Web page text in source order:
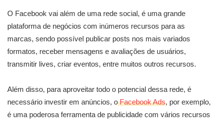
O Facebook vai além de uma rede social, é uma grande
plataforma de negócios com inúmeros recursos para as
marcas, sendo possível publicar posts nos mais variados
formatos, receber mensagens e avaliações de usuários,
transmitir lives, criar eventos, entre muitos outros recursos.
Além disso, para aproveitar todo o potencial dessa rede, é
necessário investir em anúncios, oFacebook Ads, por exemplo,
é uma poderosa ferramenta de publicidade com vários recursos